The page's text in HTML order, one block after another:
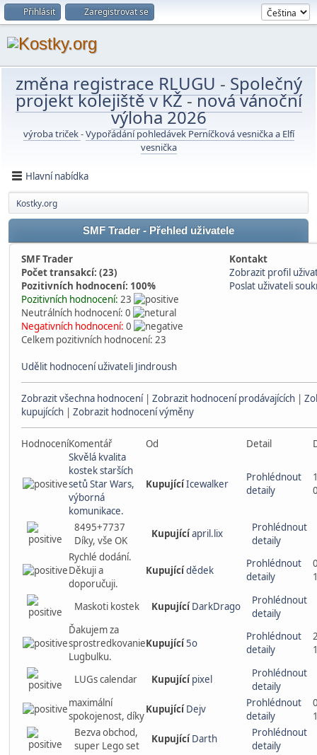
Přihlásit Zaregistrovat se
změna registrace RLUGU - Společný
projekt kolejiště v KŽ-nová vánoční
výloha 2026
výroba triček-Vypořádání pohledávek Perníčková vesnička a Elfí
vesnička
Hlavní nabídka
Kostky.org
SMF Trader - Přehled uživatele
SMF Trader
Kontakt
Počet transakcí: (23)
Zobrazit profil
Pozitivních hodnocení: 100%
Poslat uživateli
Pozitivních hodnocení: 23
Neutrálních hodnocení: 0
Negativních hodnocení: 0
Celkem pozitivních hodnocení: 23
Udělit hodnocení uživateli Jindroush
Zobrazit všechna hodnocení| Zobrazit hodnocení prodávajících |
kupujících | Zobrazit hodnocení výměny
HodnoceníKomentář Od Detail
Skvělá kvalita
kostek starších
setů Star Wars,
výborná
komunikace.
KupujícíIcewalker
Prohlédnout
detaily
8495+7737
Díky, vše OK
Kupujícíapril.lix
Prohlédnout
detaily
Rychlé dodání.
Děkuji a
doporučuji.
Kupujícídědek
Prohlédnout
detaily
Maskoti kostek Kupující DarkDrago
Prohlédnout
detaily
Ďakujem za
sprostredkovanie
Lugbulku.
Kupující5o
Prohlédnout
detaily
LUGs calendar Kupující pixel
Prohlédnout
detaily
maximální
spokojenost, díky
Kupující Dejv
Prohlédnout
detaily
Bezva obchod,
super Lego set
Kupující Darth
Prohlédnout
detaily